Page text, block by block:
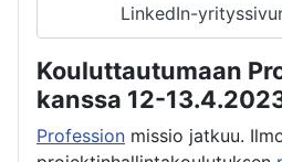
LinkedIn-
Kouluttautumaan
kanssa 12-
Profession missio jatkuu.